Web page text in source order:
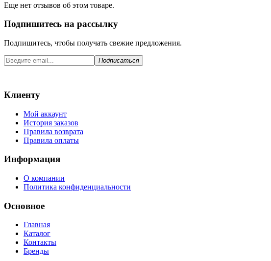
Еще нет отзывов об этом товаре.
Подпишитесь на рассылку
Подпишитесь, чтобы получать свежие предложения.
Подписаться
Клиенту
Мой аккаунт
История заказов
Правила возврата
Правила оплаты
Информация
О компании
Политика конфиденциальности
Основное
Главная
Каталог
Контакты
Бренды